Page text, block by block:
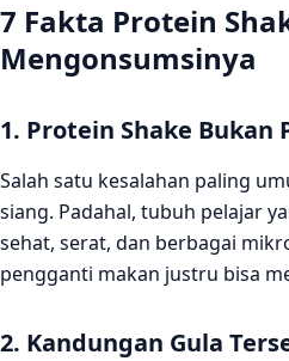
7 Fakta Protein
Mengonsumsinya
1. Protein Shake
Salah satu kesalahan paling
siang. Padahal, tubuh pelajar
sehat, serat, dan berbagai
pengganti makan justru bisa
2. Kandungan Gula